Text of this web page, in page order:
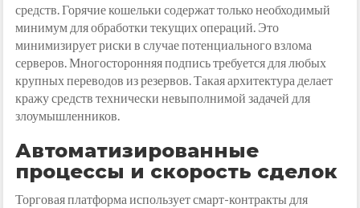
средств. Горячие кошельки содержат только необходимый
минимум для обработки текущих операций. Это
минимизирует риски в случае потенциального взлома
серверов. Многосторонняя подпись требуется для любых
крупных переводов из резервов. Такая архитектура делает
кражу средств технически невыполнимой задачей для
злоумышленников.
Автоматизированные
процессы и скорость сделок
Торговая платформа использует смарт-контракты для